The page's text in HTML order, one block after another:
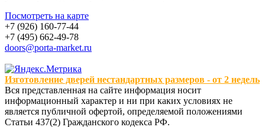
Посмотреть на карте
+7 (926) 160-77-44
+7 (495) 662-49-78
doors@porta-market.ru
Изготовление дверей нестандартных размеров - от 2 недель
Вся представленная на сайте информация носит
информационный характер и ни при каких условиях не
является публичной офертой, определяемой положениями
Статьи 437(2) Гражданского кодекса РФ.